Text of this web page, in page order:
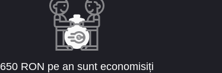
650 RON pe an sunt economisiți